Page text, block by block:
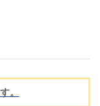
す
査定
西）
。